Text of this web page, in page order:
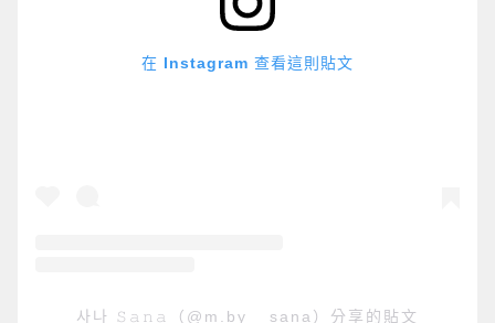
在 Instagram 查看這則貼文
사나 𝚂𝚊𝚗𝚊（@m.by__sana）分享的貼文